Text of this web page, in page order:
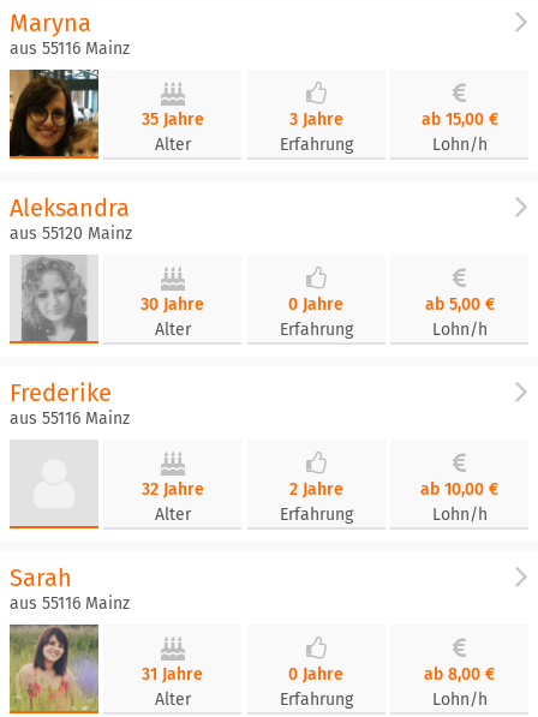
Maryna
aus 55116 Mainz
35 Jahre
Alter
3 Jahre
Erfahrung
ab 15,00 €
Lohn/h
Aleksandra
aus 55120 Mainz
30 Jahre
Alter
0 Jahre
Erfahrung
ab 5,00 €
Lohn/h
Frederike
aus 55116 Mainz
32 Jahre
Alter
2 Jahre
Erfahrung
ab 10,00 €
Lohn/h
Sarah
aus 55116 Mainz
31 Jahre
Alter
0 Jahre
Erfahrung
ab 8,00 €
Lohn/h